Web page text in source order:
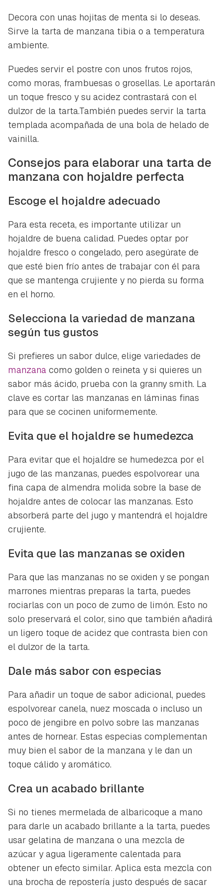
iniciar sesión con tu cuenta de Hogarmanía.
CANCELAR
Decora con unas hojitas de menta si lo deseas.
Sirve la tarta de manzana tibia o a temperatura
ambiente.
Puedes servir el postre con unos frutos rojos,
como moras, frambuesas o grosellas. Le aportarán
un toque fresco y su acidez contrastará con el
dulzor de la tarta.También puedes servir la tarta
templada acompañada de una bola de helado de
vainilla.
Consejos para elaborar una tarta de
manzana con hojaldre perfecta
Escoge el hojaldre adecuado
Para esta receta, es importante utilizar un
hojaldre de buena calidad. Puedes optar por
hojaldre fresco o congelado, pero asegúrate de
que esté bien frío antes de trabajar con él para
que se mantenga crujiente y no pierda su forma
en el horno.
Selecciona la variedad de manzana
según tus gustos
Si prefieres un sabor dulce, elige variedades de
manzana como golden o reineta y si quieres un
sabor más ácido, prueba con la granny smith. La
clave es cortar las manzanas en láminas finas
para que se cocinen uniformemente.
Evita que el hojaldre se humedezca
Para evitar que el hojaldre se humedezca por el
jugo de las manzanas, puedes espolvorear una
fina capa de almendra molida sobre la base de
hojaldre antes de colocar las manzanas. Esto
absorberá parte del jugo y mantendrá el hojaldre
crujiente.
Evita que las manzanas se oxiden
Para que las manzanas no se oxiden y se pongan
marrones mientras preparas la tarta, puedes
rociarlas con un poco de zumo de limón. Esto no
solo preservará el color, sino que también añadirá
un ligero toque de acidez que contrasta bien con
el dulzor de la tarta.
Dale más sabor con especias
Para añadir un toque de sabor adicional, puedes
espolvorear canela, nuez moscada o incluso un
poco de jengibre en polvo sobre las manzanas
antes de hornear. Estas especias complementan
muy bien el sabor de la manzana y le dan un
toque cálido y aromático.
Crea un acabado brillante
Si no tienes mermelada de albaricoque a mano
para darle un acabado brillante a la tarta, puedes
usar gelatina de manzana o una mezcla de
azúcar y agua ligeramente calentada para
obtener un efecto similar. Aplica esta mezcla con
una brocha de repostería justo después de sacar
ACEPTAR